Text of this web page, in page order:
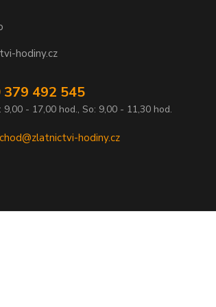
hodiny.cz
379 492 545
9,00 - 17,00 hod., So: 9,00 - 11,30 hod.
hodiny.cz